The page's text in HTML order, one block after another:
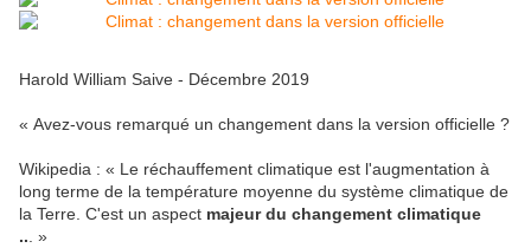
Harold William Saive - Décembre 2019
« Avez-vous remarqué un changement dans la version officielle ?
Wikipedia : « Le réchauffement climatique est l'augmentation à
long terme de la température moyenne du système climatique de
la Terre. C'est un aspect majeur du changement climatique
.. . »